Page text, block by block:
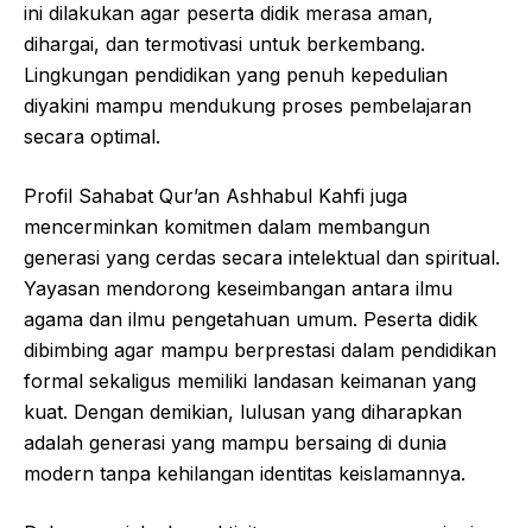
ini dilakukan agar peserta didik merasa aman,
dihargai, dan termotivasi untuk berkembang.
Lingkungan pendidikan yang penuh kepedulian
diyakini mampu mendukung proses pembelajaran
secara optimal.
Profil Sahabat Qur’an Ashhabul Kahfi juga
mencerminkan komitmen dalam membangun
generasi yang cerdas secara intelektual dan spiritual.
Yayasan mendorong keseimbangan antara ilmu
agama dan ilmu pengetahuan umum. Peserta didik
dibimbing agar mampu berprestasi dalam pendidikan
formal sekaligus memiliki landasan keimanan yang
kuat. Dengan demikian, lulusan yang diharapkan
adalah generasi yang mampu bersaing di dunia
modern tanpa kehilangan identitas keislamannya.